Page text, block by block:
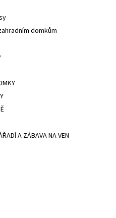
domkům
A ZÁBAVA NA VEN